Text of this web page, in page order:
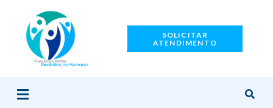
conteúdo
SOLICITAR
ATENDIMENTO
Menu